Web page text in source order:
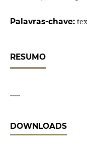
Palavras-chave:
RESUMO
-----
DOWNLOADS